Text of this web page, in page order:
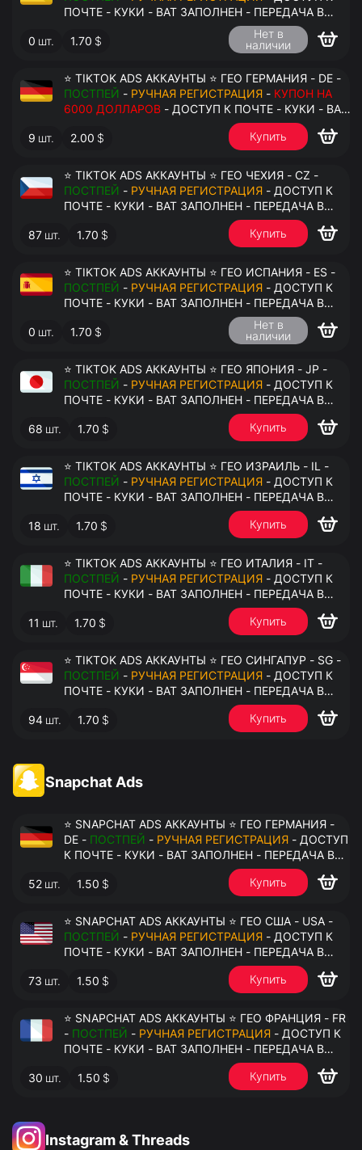
ПОЧТЕ - КУКИ - ВАТ ЗАПОЛНЕН - ПЕРЕДАЧА В
0 шт. 1.70 $
Нет в
наличии
⭐ TIKTOK ADS АККАУНТЫ ⭐ ГЕО ГЕРМАНИЯ - DE -
ПОСТПЕЙ - РУЧНАЯ РЕГИСТРАЦИЯ - КУПОН НА
6000 ДОЛЛАРОВ - ДОСТУП К ПОЧТЕ - КУКИ - ВАТ
ЗАПОЛНЕН - ПЕРЕДАЧА В АНТИДЕТЕКТ
9 шт. 2.00 $ Купить
⭐ TIKTOK ADS АККАУНТЫ ⭐ ГЕО ЧЕХИЯ - CZ -
ПОСТПЕЙ - РУЧНАЯ РЕГИСТРАЦИЯ
ПОЧТЕ - КУКИ - ВАТ ЗАПОЛНЕН - ПЕРЕДАЧА В
87 шт. 1.70 $ Купить
⭐ TIKTOK ADS АККАУНТЫ ⭐ ГЕО ИСПАНИЯ - ES -
ПОСТПЕЙ - РУЧНАЯ РЕГИСТРАЦИЯ - ДОСТУП К
ПОЧТЕ - КУКИ - ВАТ ЗАПОЛНЕН - ПЕРЕДАЧА В
0 шт. 1.70 $
Нет в
наличии
⭐ TIKTOK ADS АККАУНТЫ ⭐ ГЕО ЯПОНИЯ - JP -
ПОСТПЕЙ - РУЧНАЯ РЕГИСТРАЦИЯ - ДОСТУП К
ПОЧТЕ - КУКИ - ВАТ ЗАПОЛНЕН - ПЕРЕДАЧА В
68 шт. 1.70 $ Купить
⭐ TIKTOK ADS АККАУНТЫ ⭐ ГЕО ИЗРАИЛЬ - IL -
ПОСТПЕЙ - РУЧНАЯ РЕГИСТРАЦИЯ - ДОСТУП К
ПОЧТЕ - КУКИ - ВАТ ЗАПОЛНЕН - ПЕРЕДАЧА В
18 шт. 1.70 $ Купить
⭐ TIKTOK ADS АККАУНТЫ ⭐ ГЕО ИТАЛИЯ - IT -
ПОСТПЕЙ - РУЧНАЯ РЕГИСТРАЦИЯ - ДОСТУП К
ПОЧТЕ - КУКИ - ВАТ ЗАПОЛНЕН - ПЕРЕДАЧА В
11 шт. 1.70 $ Купить
⭐ TIKTOK ADS АККАУНТЫ ⭐ ГЕО СИНГАПУР - SG -
ПОСТПЕЙ - РУЧНАЯ РЕГИСТРАЦИЯ - ДОСТУП К
ПОЧТЕ - КУКИ - ВАТ ЗАПОЛНЕН - ПЕРЕДАЧА В
94 шт. 1.70 $ Купить
Snapchat Ads
⭐ SNAPCHAT ADS АККАУНТЫ ⭐ ГЕО ГЕРМАНИЯ -
DE - ПОСТПЕЙ - РУЧНАЯ РЕГИСТРАЦИЯ - ДОСТУП
К ПОЧТЕ - КУКИ - ВАТ ЗАПОЛНЕН - ПЕРЕДАЧА В
52 шт. 1.50 $ Купить
⭐ SNAPCHAT ADS АККАУНТЫ ⭐ ГЕО США - USA -
ПОСТПЕЙ - РУЧНАЯ РЕГИСТРАЦИЯ - ДОСТУП К
ПОЧТЕ - КУКИ - ВАТ ЗАПОЛНЕН - ПЕРЕДАЧА В
73 шт. 1.50 $ Купить
⭐ SNAPCHAT ADS АККАУНТЫ ⭐ ГЕО ФРАНЦИЯ - FR
- ПОСТПЕЙ - РУЧНАЯ РЕГИСТРАЦИЯ - ДОСТУП К
ПОЧТЕ - КУКИ - ВАТ ЗАПОЛНЕН - ПЕРЕДАЧА В
30 шт. 1.50 $ Купить
Instagram & Threads